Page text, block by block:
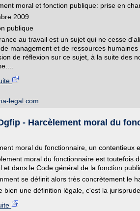
moral et fonction publique: prise en
2009
publique
au travail est un sujet qui ne cesse
management et de ressources
de réflexion sur ce sujet, à la suite des
legal.com
- Harcèlement moral du
moral du fonctionnaire, un contentieux
moral du fonctionnaire est toutefois
et dans le Code général de la fonction
se définit alors très concrètement le
bien une définition légale, c'est la